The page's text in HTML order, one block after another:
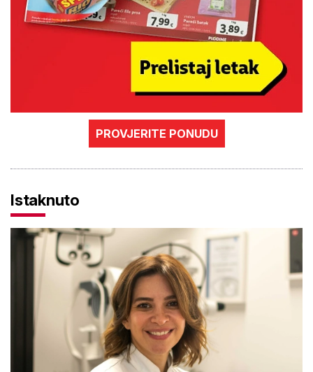
PROVJERITE PONUDU
Istaknuto